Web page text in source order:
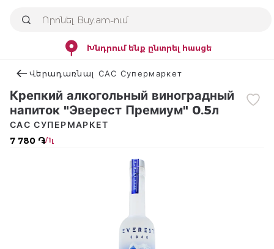
Խնդրում ենք ընտրել հասցե
Վերադառնալ САС Супермаркет
Крепкий алкогольный виноградный
напиток "Эверест Премиум" 0.5л
7 780 ֏/ 1լ
САС СУПЕРМАРКЕТ